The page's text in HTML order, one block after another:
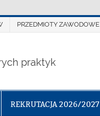
PRZEDMIOTY ZAWODOWE
praktyk
REKRUTACJA 2026/2027